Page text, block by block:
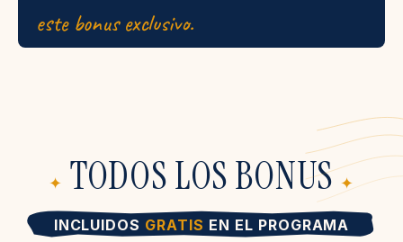
este bonus exclusivo.
✦ TODOS LOS BONUS✦
INCLUIDOS GRATIS EN EL PROGRAMA